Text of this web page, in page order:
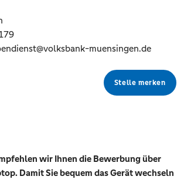
muensingen.de
Stelle merken
wir Ihnen die Bewerbung über
Damit Sie bequem das Gerät wechseln